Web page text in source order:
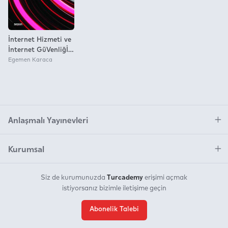
İnternet Hizmeti ve
İnternet GüVenliğİ
İdare Hukuku
Egemen Karaca
Anlaşmalı Yayınevleri
Kurumsal
Siz de kurumunuzda Turcademy erişimi açmak
istiyorsanız bizimle iletişime geçin
Abonelik Talebi